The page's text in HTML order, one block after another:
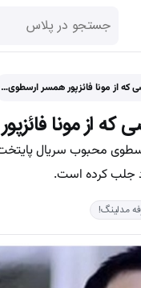
از مونا فائزپور همسر ارسطوی…
از مونا
محبوب سریال
جلب کرده است.
مدلینگ!